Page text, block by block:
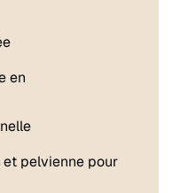
en
pelvienne pour